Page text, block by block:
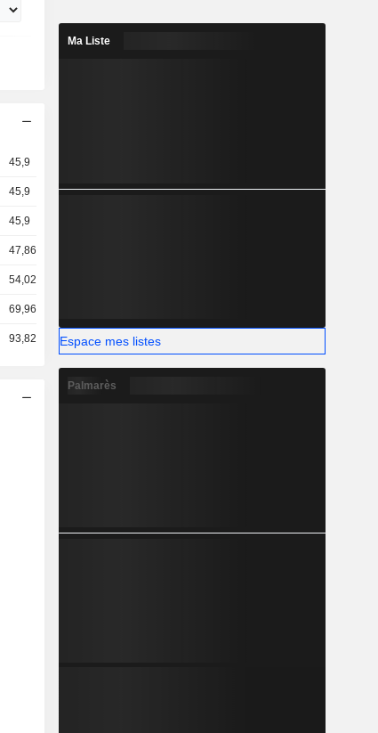
45,9
45,9
45,9
47,86
54,02
69,96
93,82
Ma Liste
Espace mes listes
Palmarès